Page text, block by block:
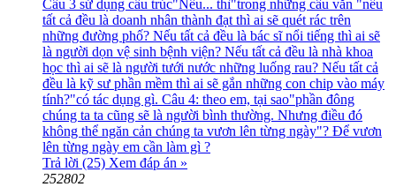
Câu 3 sử dụng cấu trúc"Nếu... thì"trong những câu văn "nếu
tất cả đều là doanh nhân thành đạt thì ai sẽ quét rác trên
những đường phố? Nếu tất cả đều là bác sĩ nổi tiếng thì ai sẽ
là người dọn vệ sinh bệnh viện? Nếu tất cả đều là nhà khoa
học thì ai sẽ là người tưới nước những luống rau? Nếu tất cả
đều là kỹ sư phần mềm thì ai sẽ gắn những con chip vào máy
tính?"có tác dụng gì. Câu 4: theo em, tại sao"phần đông
chúng ta ta cũng sẽ là người bình thường. Nhưng điều đó
không thể ngăn cản chúng ta vươn lên từng ngày"? Để vươn
lên từng ngày em cần làm gì ?
Trả lời (25) Xem đáp án »
252802